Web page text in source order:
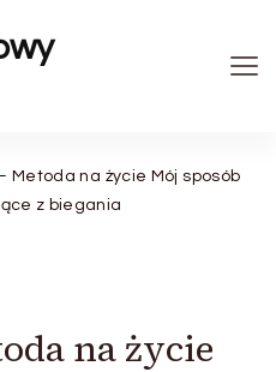
Metoda na życie Mój sposób
z biegania
na życie